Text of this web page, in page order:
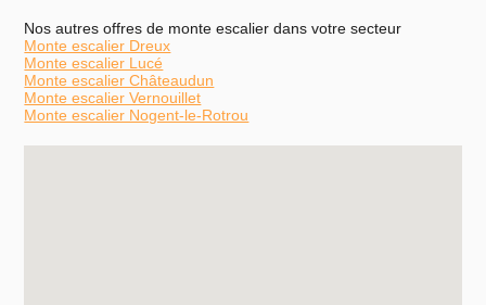
Nos autres offres de monte escalier dans votre secteur
Monte escalier Dreux
Monte escalier Lucé
Monte escalier Châteaudun
Monte escalier Vernouillet
Monte escalier Nogent-le-Rotrou